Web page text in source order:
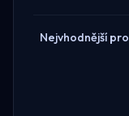
Nejvhodnější pro